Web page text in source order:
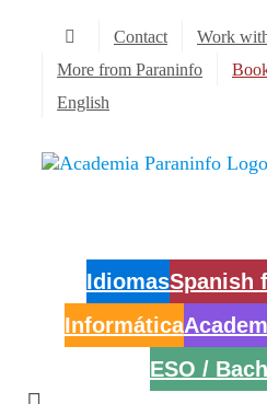
content
Contact
Work
More from Paraninfo
English
IdiomasSpanish
Informática
ESO /